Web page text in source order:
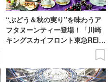
“ぶどう＆秋の実り”を味わうア
フタヌーンティー登場！「川崎
キングスカイフロント東急REIホ